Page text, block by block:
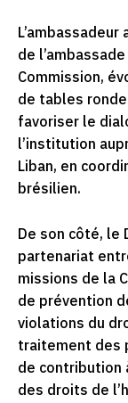
de
Commission,
de tables
favoriser le
l’institution
Liban, en
brésilien.
De son côté, le
partenariat
missions de la
de prévention
violations du
traitement des
de contribution
des droits de